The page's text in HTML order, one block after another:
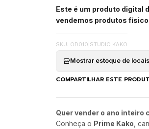
Este é um produto digital
vendemos produtos
SKU: OD010 STUDIO KAKO
Mostrar estoque de locais
COMPARTILHAR ESTE
Quer vender o ano inteiro
Conheça o Prime Kako ,